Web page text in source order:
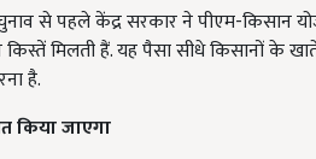
से पहले केंद्र सरकार ने पीएम-किसान
मिलती हैं. यह पैसा सीधे किसानों के
है.
किया जाएगा